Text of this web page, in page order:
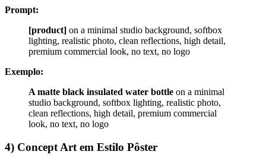
Prompt:
[product] on a minimal studio background, softbox
lighting, realistic photo, clean reflections, high detail,
premium commercial look, no text, no logo
Exemplo:
A matte black insulated water bottle on a minimal
studio background, softbox lighting, realistic photo,
clean reflections, high detail, premium commercial
look, no text, no logo
4) Concept Art em Estilo Pôster